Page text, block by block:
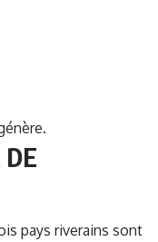
pays riverains sont